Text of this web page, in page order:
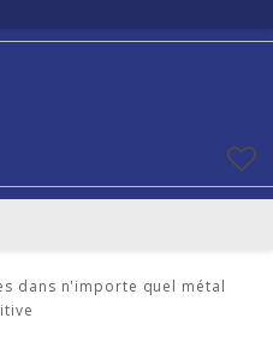
dans n'importe quel métal